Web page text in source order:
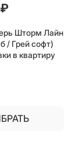
₽
Шторм Лайн
/ Грей софт)
в квартиру